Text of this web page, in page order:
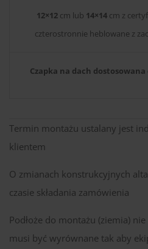
12×12 cm lub 14×14 cm z
czterostronnie heblowane z
Czapka na dach
Termin montażu ustalany jest
klientem
O zmianach konstrukcyjnych
czasie składania zamówienia
Podłoże do montażu (ziemia)
musi być wyrównane tak aby